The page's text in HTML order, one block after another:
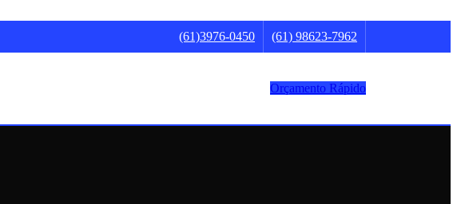
(61)3976-0450 (61) 98623-7962
Orçamento Rápido